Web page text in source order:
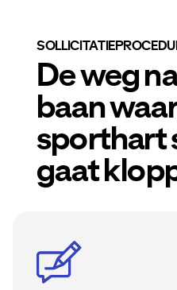
De weg
baan
sporthart
gaat